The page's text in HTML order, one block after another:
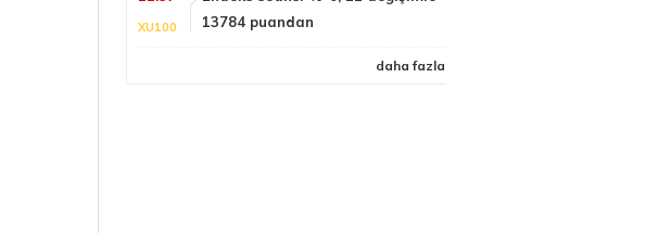
XU100
13784 puandan
daha fazla